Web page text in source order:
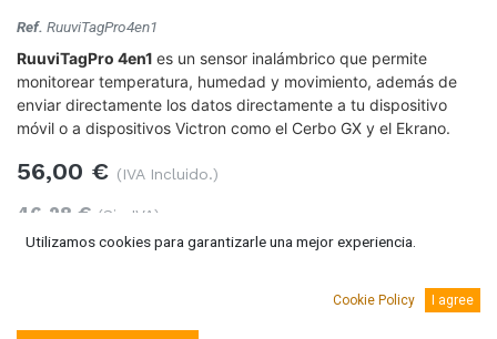
Ref. RuuviTagPro4en1
RuuviTagPro 4en1 es un sensor inalámbrico que permite
monitorear temperatura, humedad y movimiento, además de
enviar directamente los datos directamente a tu dispositivo
móvil o a dispositivos Victron como el Cerbo GX y el Ekrano.
56,00 € (IVA Incluido.)
46,28 € (Sin IVA)
Utilizamos cookies para garantizarle una mejor experiencia.
Cookie Policy I agree